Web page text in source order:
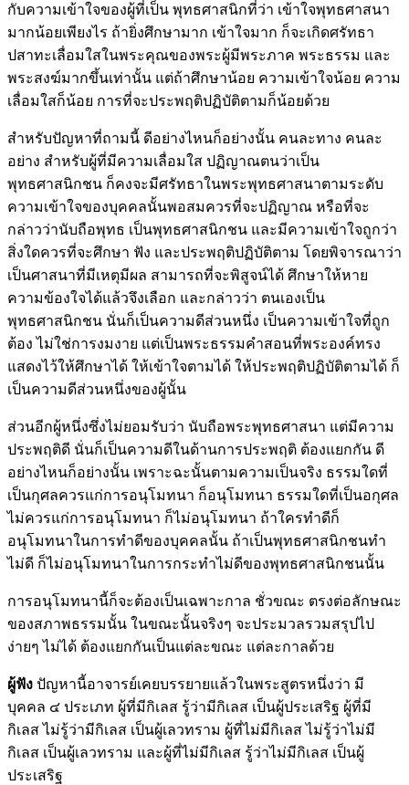
กับความเข้าใจของผู้ที่เป็น พุทธศาสนิกที่ว่า เข้าใจพุทธศาสนา
มากน้อยเพียงไร ถ้ายิ่งศึกษามาก เข้าใจมาก ก็จะเกิดศรัทธา
ปสาทะเลื่อมใสในพระคุณของพระผู้มีพระภาค พระธรรม และ
พระสงฆ์มากขึ้นเท่านั้น แต่ถ้าศึกษาน้อย ความเข้าใจน้อย ความ
เลื่อมใสก็น้อย การที่จะประพฤติปฏิบัติตามก็น้อยด้วย
สำหรับปัญหาที่ถามนี้ ดีอย่างไหนก็อย่างนั้น คนละทาง คนละ
อย่าง สำหรับผู้ที่มีความเลื่อมใส ปฏิญาณตนว่าเป็น
พุทธศาสนิกชน ก็คงจะมีศรัทธาในพระพุทธศาสนาตามระดับ
ความเข้าใจของบุคคลนั้นพอสมควรที่จะปฏิญาณ หรือที่จะ
กล่าวว่านับถือพุทธ เป็นพุทธศาสนิกชน และมีความเข้าใจถูกว่า
สิ่งใดควรที่จะศึกษา ฟัง และประพฤติปฏิบัติตาม โดยพิจารณาว่า
เป็นศาสนาที่มีเหตุมีผล สามารถที่จะพิสูจน์ได้ ศึกษาให้หาย
ความข้องใจได้แล้วจึงเลือก และกล่าวว่า ตนเองเป็น
พุทธศาสนิกชน นั่นก็เป็นความดีส่วนหนึ่ง เป็นความเข้าใจที่ถูก
ต้อง ไม่ใช่การงมงาย แต่เป็นพระธรรมคำสอนที่พระองค์ทรง
แสดงไว้ให้ศึกษาได้ ให้เข้าใจตามได้ ให้ประพฤติปฏิบัติตามได้ ก็
เป็นความดีส่วนหนึ่งของผู้นั้น
ส่วนอีกผู้หนึ่งซึ่งไม่ยอมรับว่า นับถือพระพุทธศาสนา แต่มีความ
ประพฤติดี นั่นก็เป็นความดีในด้านการประพฤติ ต้องแยกกัน ดี
อย่างไหนก็อย่างนั้น เพราะฉะนั้นตามความเป็นจริง ธรรมใดที่
เป็นกุศลควรแก่การอนุโมทนา ก็อนุโมทนา ธรรมใดที่เป็นอกุศล
ไม่ควรแก่การอนุโมทนา ก็ไม่อนุโมทนา ถ้าใครทำดีก็
อนุโมทนาในการทำดีของบุคคลนั้น ถ้าเป็นพุทธศาสนิกชนทำ
ไม่ดี ก็ไม่อนุโมทนาในการกระทำไม่ดีของพุทธศาสนิกชนนั้น
การอนุโมทนานี้ก็จะต้องเป็นเฉพาะกาล ชั่วขณะ ตรงต่อลักษณะ
ของสภาพธรรมนั้น ในขณะนั้นจริงๆ จะประมวลรวมสรุปไป
ง่ายๆ ไม่ได้ ต้องแยกกันเป็นแต่ละขณะ แต่ละกาลด้วย
ผู้ฟัง ปัญหานี้อาจารย์เคยบรรยายแล้วในพระสูตรหนึ่งว่า มี
บุคคล ๔ ประเภท ผู้ที่มีกิเลส รู้ว่ามีกิเลส เป็นผู้ประเสริฐ ผู้ที่มี
กิเลส ไม่รู้ว่ามีกิเลส เป็นผู้เลวทราม ผู้ที่ไม่มีกิเลส ไม่รู้ว่าไม่มี
กิเลส เป็นผู้เลวทราม และผู้ที่ไม่มีกิเลส รู้ว่าไม่มีกิเลส เป็นผู้
ประเสริฐ